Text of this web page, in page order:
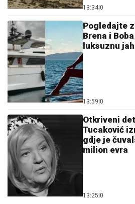
13:34 0
Pogledajte
Brena i
luksuznu
13:59 0
Otkriveni
Tucaković
gdje je
milion evra
13:25 0